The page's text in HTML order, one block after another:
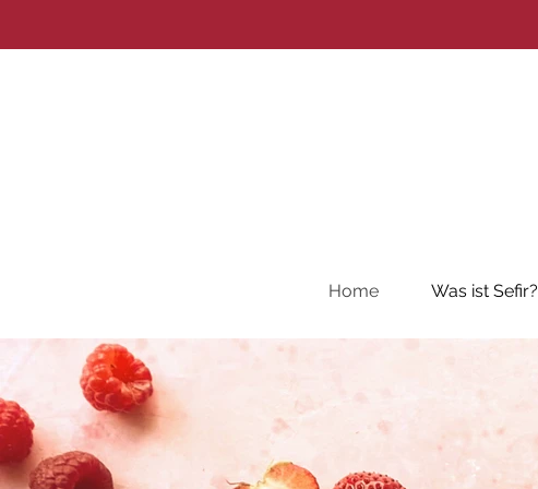
Home Was ist Sefir?